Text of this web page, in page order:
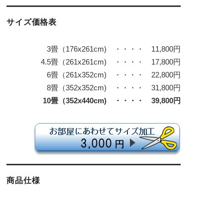
サイズ価格表
3畳（176x261cm) ・・・・ 11,800円
4.5畳（261x261cm) ・・・・ 17,800円
6畳（261x352cm) ・・・・ 22,800円
8畳（352x352cm) ・・・・ 31,800円
10畳（352x440cm) ・・・・ 39,800円
商品仕様